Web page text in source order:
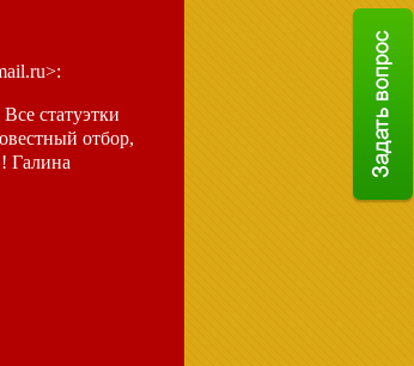
статуэтки
отбор,
Галина